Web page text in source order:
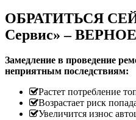
ОБРАТИТЬСЯ
Сервис» –
Замедление в проведение
неприятным последствиям:
Растет потребление
Возрастает риск
Увеличится износ